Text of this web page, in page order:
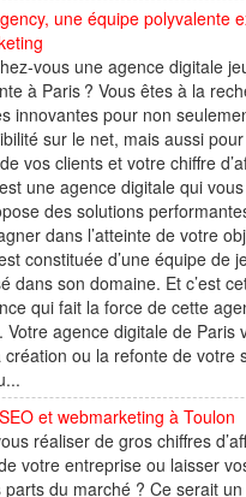
une équipe polyvalente
vous une agence digitale
à Paris ? Vous êtes à la
innovantes pour non
sur le net, mais aussi
vos clients et votre chiffre
une agence digitale qui
des solutions
dans l’atteinte de votre
constituée d’une équipe de
dans son domaine. Et c’est
qui fait la force de cette
Votre agence digitale de Paris
création ou la refonte de votre
et webmarketing à Toulon
réaliser de gros chiffres
votre entreprise ou laisser
parts du marché ? Ce serait